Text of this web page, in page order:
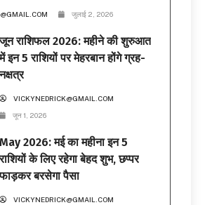
जुलाई 2, 2026
जून राशिफल 2026: महीने की शुरुआत
में इन 5 राशियों पर मेहरबान होंगे ग्रह-
नक्षत्र
VICKYNEDRICK@GMAIL.COM
जून 1, 2026
May 2026: मई का महीना इन 5
राशियों के लिए रहेगा बेहद शुभ, छप्पर
फाड़कर बरसेगा पैसा
VICKYNEDRICK@GMAIL.COM